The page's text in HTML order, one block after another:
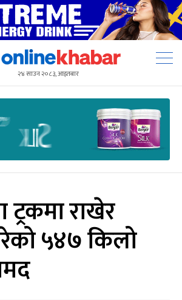
२४ साउन २०८३, आइतबार
ट्रकमा राखेर
५४७ किलो